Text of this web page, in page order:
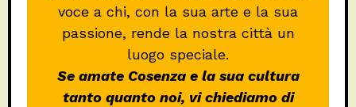
voce a chi, con la sua arte e la sua
passione, rende la nostra città un
luogo speciale.
Se amate Cosenza e la sua cultura
tanto quanto noi, vi chiediamo di